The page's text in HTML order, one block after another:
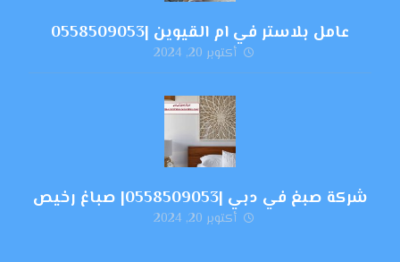
عامل بلاستر في ام القيوين |0558509053
أكتوبر 20, 2024
شركة صبغ في دبي |0558509053| صباغ رخيص
أكتوبر 20, 2024